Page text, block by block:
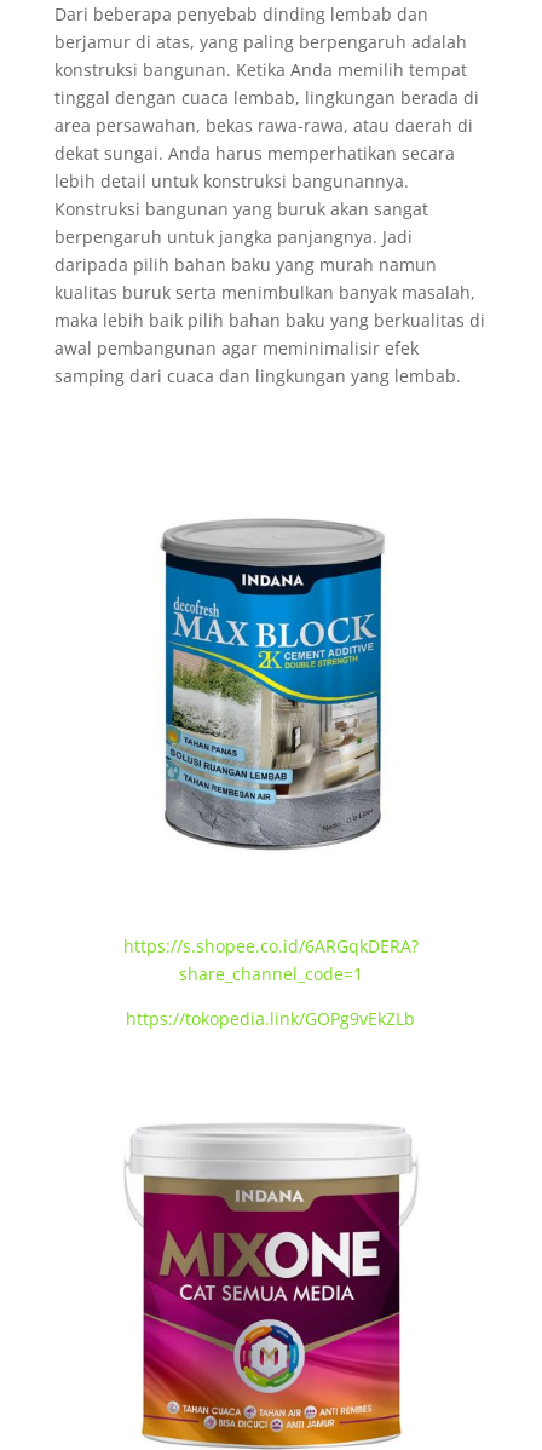
Dari beberapa penyebab dinding lembab dan
berjamur di atas, yang paling berpengaruh adalah
konstruksi bangunan. Ketika Anda memilih tempat
tinggal dengan cuaca lembab, lingkungan berada di
area persawahan, bekas rawa-rawa, atau daerah di
dekat sungai. Anda harus memperhatikan secara
lebih detail untuk konstruksi bangunannya.
Konstruksi bangunan yang buruk akan sangat
berpengaruh untuk jangka panjangnya. Jadi
daripada pilih bahan baku yang murah namun
kualitas buruk serta menimbulkan banyak masalah,
maka lebih baik pilih bahan baku yang berkualitas di
awal pembangunan agar meminimalisir efek
samping dari cuaca dan lingkungan yang lembab.
https://s.shopee.co.id/6ARGqkDERA?
share_channel_code=1
https://tokopedia.link/GOPg9vEkZLb